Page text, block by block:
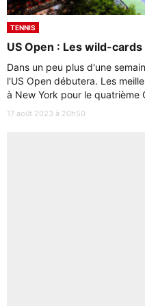
TENNIS
US Open : Les wild-
Dans un peu plus d'une
l'US Open débutera. Les
à New York pour le quatrième
17 août 2023 à 20h50